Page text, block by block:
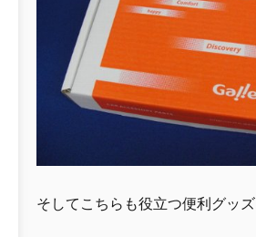
そしてこちらも役立つ便利グッズ